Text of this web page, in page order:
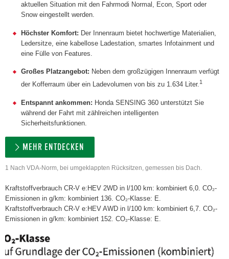
aktuellen Situation mit den Fahrmodi Normal, Econ, Sport oder
Snow eingestellt werden.
Höchster Komfort: Der Innenraum bietet hochwertige Materialien,
Ledersitze, eine kabellose Ladestation, smartes Infotainment und
eine Fülle von Features.
Großes Platzangebot: Neben dem großzügigen Innenraum verfügt
der Kofferraum über ein Ladevolumen von bis zu 1.634 Liter.1
Entspannt ankommen: Honda SENSING 360 unterstützt Sie
während der Fahrt mit zählreichen intelligenten
Sicherheitsfunktionen.
MEHR ENTDECKEN
1 Nach VDA-Norm, bei umgeklappten Rücksitzen, gemessen bis Dach.
Kraftstoffverbrauch CR-V e:HEV 2WD in l/100 km: kombiniert 6,0. CO₂-
Emissionen in g/km: kombiniert 136. CO₂-Klasse: E.
Kraftstoffverbrauch CR-V e:HEV AWD in l/100 km: kombiniert 6,7. CO₂-
Emissionen in g/km: kombiniert 152. CO₂-Klasse: E.